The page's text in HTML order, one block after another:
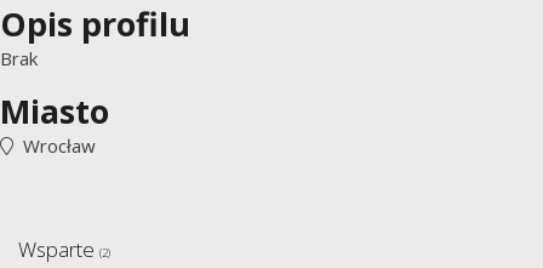
Opis profilu
Brak
Miasto
Wrocław
Wsparte (2)